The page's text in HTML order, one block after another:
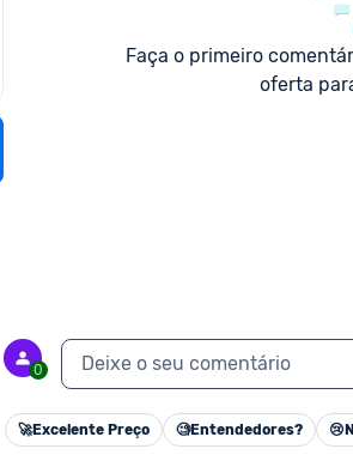
Faça o primeiro
oferta
0 Deixe o seu comentário
🚀Excelente Preço 🧐Entendedores? 😢